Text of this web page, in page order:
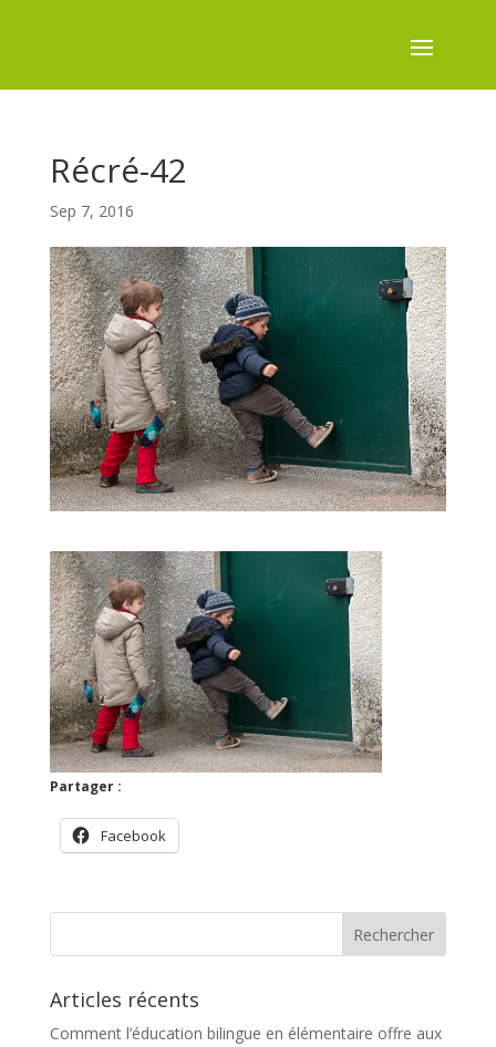
Récré-42
Sep 7, 2016
Partager :
Facebook
Articles récents
Comment l’éducation bilingue en élémentaire offre aux